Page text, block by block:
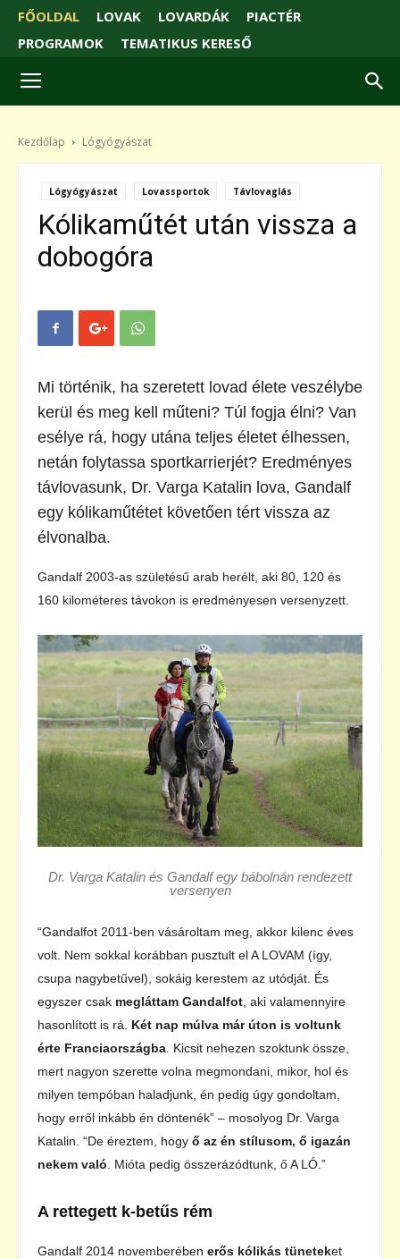
FŐOLDAL LOVAK LOVARDÁK
PIACTÉR
PROGRAMOK
TEMATIKUS KERESŐ
Kezdőlap Lógyógyászat
Lógyógyászat Lovassportok Távlovaglás
Kólikaműtét után vissza a
dobogóra
Mi történik, ha szeretett lovad élete veszélybe
kerül és meg kell műteni? Túl fogja élni? Van
esélye rá, hogy utána teljes életet élhessen,
netán folytassa sportkarrierjét? Eredményes
távlovasunk, Dr. Varga Katalin lova, Gandalf
egy kólikaműtétet követően tért vissza az
élvonalba.
Gandalf 2003-as születésű arab herélt, aki 80, 120 és
160 kilométeres távokon is eredményesen versenyzett.
Dr. Varga Katalin és Gandalf egy bábolnán rendezett
versenyen
“Gandalfot 2011-ben vásároltam meg, akkor kilenc éves
volt. Nem sokkal korábban pusztult el A LOVAM (így,
csupa nagybetűvel), sokáig kerestem az utódját. És
egyszer csak megláttam Gandalfot , aki valamennyire
hasonlított is rá. Két nap múlva már úton is voltunk
érte Franciaországba . Kicsit nehezen szoktunk össze,
mert nagyon szerette volna megmondani, mikor, hol és
milyen tempóban haladjunk, én pedig úgy gondoltam,
hogy erről inkább én döntenék” – mosolyog Dr. Varga
Katalin. “De éreztem, hogy ő az én stílusom, ő igazán
nekem való . Mióta pedig összerázódtunk, ő A LÓ.”
A rettegett k-betűs rém
Gandalf 2014 novemberében erős kólikás tüneteket